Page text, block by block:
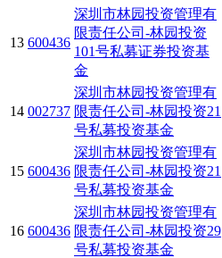
13 600436
深圳市林园投资管理有
限责任公司-林园投资
101号私募证券投资基
金
14 002737
深圳市林园投资管理有
限责任公司-林园投资21
号私募投资基金
15 600436
深圳市林园投资管理有
限责任公司-林园投资21
号私募投资基金
16 600436
深圳市林园投资管理有
限责任公司-林园投资29
号私募投资基金